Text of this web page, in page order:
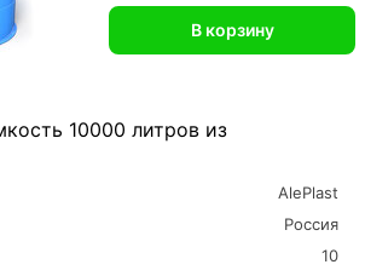
10000 литров из
AlePlast
Россия
10
В корзину